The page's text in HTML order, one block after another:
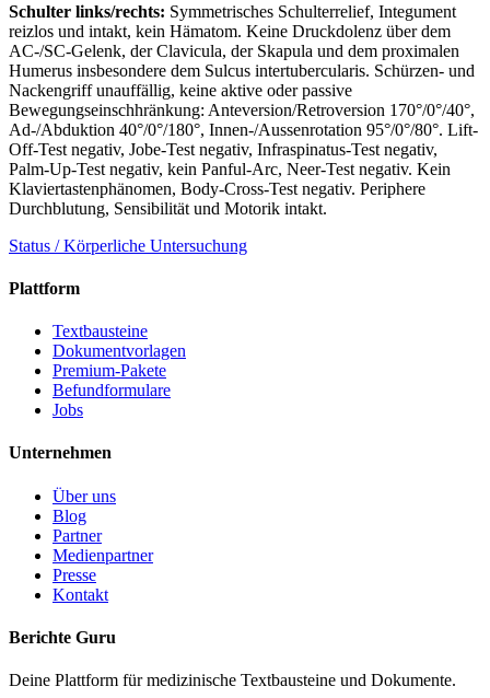
Schulter links/rechts: Symmetrisches Schulterrelief, Integument
reizlos und intakt, kein Hämatom. Keine Druckdolenz über dem
AC-/SC-Gelenk, der Clavicula, der Skapula und dem proximalen
Humerus insbesondere dem Sulcus intertubercularis. Schürzen- und
Nackengriff unauffällig, keine aktive oder passive
Bewegungseinschhränkung: Anteversion/Retroversion 170°/0°/40°,
Ad-/Abduktion 40°/0°/180°, Innen-/Aussenrotation 95°/0°/80°. Lift-
Off-Test negativ, Jobe-Test negativ, Infraspinatus-Test negativ,
Palm-Up-Test negativ, kein Panful-Arc, Neer-Test negativ. Kein
Klaviertastenphänomen, Body-Cross-Test negativ. Periphere
Durchblutung, Sensibilität und Motorik intakt.
Status / Körperliche Untersuchung
Plattform
Textbausteine
Dokumentvorlagen
Premium-Pakete
Befundformulare
Jobs
Unternehmen
Über uns
Blog
Partner
Medienpartner
Presse
Kontakt
Berichte Guru
Deine Plattform für medizinische Textbausteine und Dokumente.